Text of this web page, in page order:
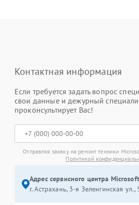
Контактная информация
Если требуется задать вопрос
свои данные и дежурный
проконсультирует Вас!
Отправляя заявку на ремонт техники
Политикой
Адрес сервисного центра
г. Астрахань, 3-я Зеленгинская ул.,